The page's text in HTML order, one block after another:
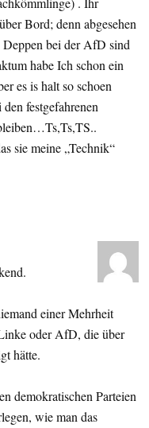
Bord; denn abgesehen
bei der AfD sind
habe Ich schon ein
es is halt so schoen
festgefahrenen
sie meine „Technik“
einer Mehrheit
oder AfD, die über
hätte.
demokratischen Parteien
wie man das